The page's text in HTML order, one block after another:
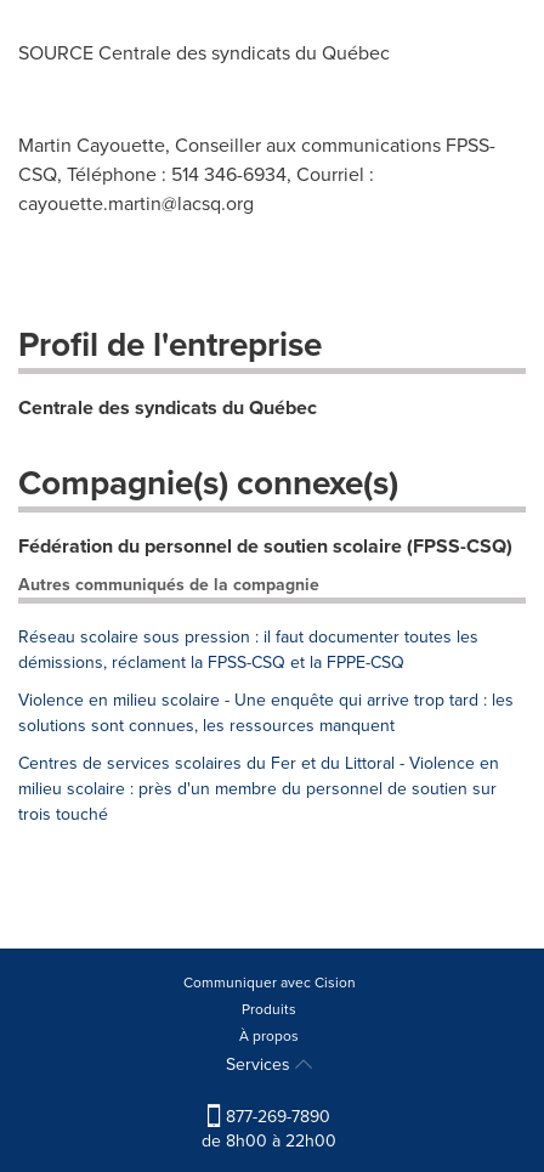
SOURCE Centrale des syndicats du Québec
Martin Cayouette, Conseiller aux communications FPSS-
CSQ, Téléphone : 514 346-6934, Courriel :
cayouette.martin@lacsq.org
Profil de l'entreprise
Centrale des syndicats du Québec
Compagnie(s) connexe(s)
Fédération du personnel de soutien scolaire (FPSS-CSQ)
Autres communiqués de la compagnie
Réseau scolaire sous pression : il faut documenter toutes les
démissions, réclament la FPSS-CSQ et la FPPE-CSQ
Violence en milieu scolaire - Une enquête qui arrive trop tard : les
solutions sont connues, les ressources manquent
Centres de services scolaires du Fer et du Littoral - Violence en
milieu scolaire : près d'un membre du personnel de soutien sur
trois touché
Communiquer avec Cision
Produits
À propos
Services
877-269-7890
de 8h00 à 22h00